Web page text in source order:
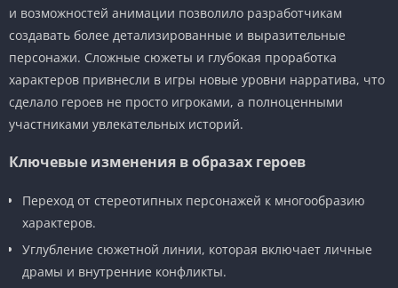
и возможностей анимации позволило разработчикам
создавать более детализированные и выразительные
персонажи. Сложные сюжеты и глубокая проработка
характеров привнесли в игры новые уровни нарратива, что
сделало героев не просто игроками, а полноценными
участниками увлекательных историй.
Ключевые изменения в образах героев
Переход от стереотипных персонажей к многообразию
характеров.
Углубление сюжетной линии, которая включает личные
драмы и внутренние конфликты.